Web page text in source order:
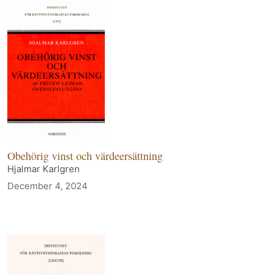
Obehörig vinst och värdeersättning
Hjalmar Karlgren
December 4, 2024